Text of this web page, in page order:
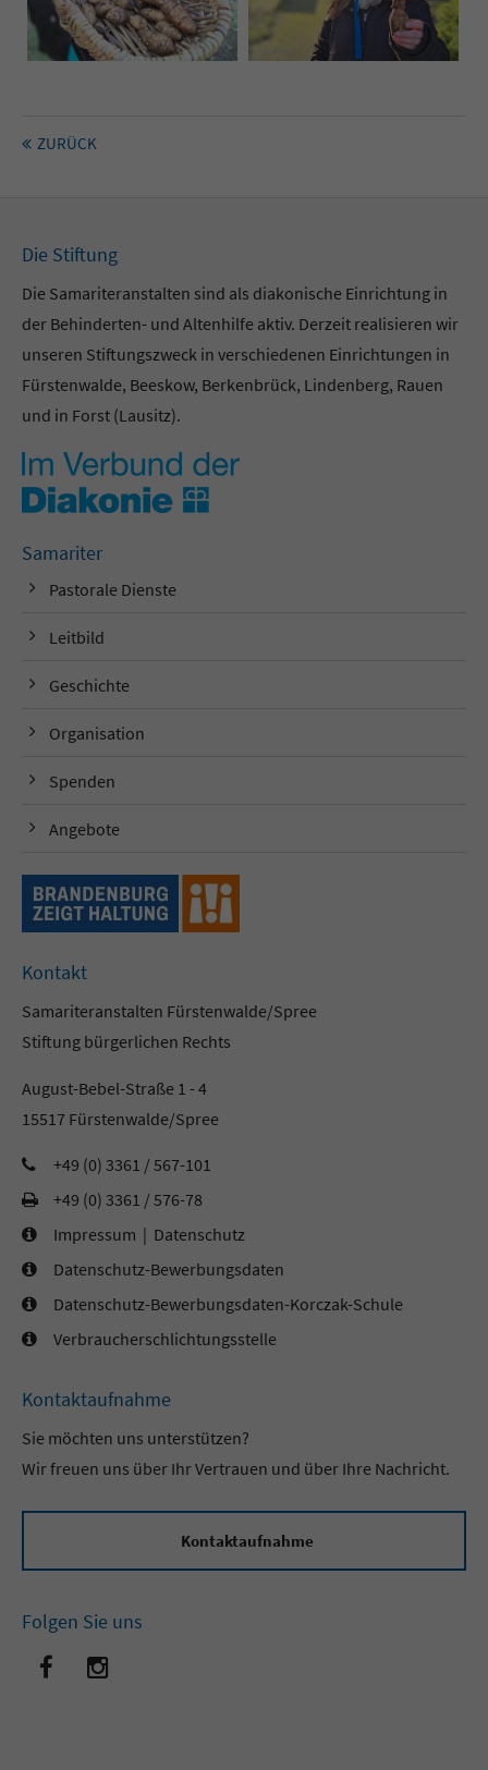
ZURÜCK
Die Stiftung
Die Samariteranstalten sind als diakonische Einrichtung in
der Behinderten- und Altenhilfe aktiv. Derzeit realisieren wir
unseren Stiftungszweck in verschiedenen Einrichtungen in
Fürstenwalde, Beeskow, Berkenbrück, Lindenberg, Rauen
und in Forst (Lausitz).
Samariter
Pastorale Dienste
Leitbild
Geschichte
Organisation
Spenden
Angebote
Kontakt
Samariteranstalten Fürstenwalde/Spree
Stiftung bürgerlichen Rechts
August-Bebel-Straße 1 - 4
15517 Fürstenwalde/Spree
+49 (0) 3361 / 567-101
+49 (0) 3361 / 576-78
Impressum | Datenschutz
Datenschutz-Bewerbungsdaten
Datenschutz-Bewerbungsdaten-Korczak-Schule
Verbraucherschlichtungsstelle
Kontaktaufnahme
Sie möchten uns unterstützen?
Wir freuen uns über Ihr Vertrauen und über Ihre Nachricht.
Kontaktaufnahme
Folgen Sie uns